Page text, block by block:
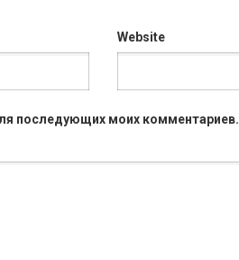
Website
последующих моих комментариев.